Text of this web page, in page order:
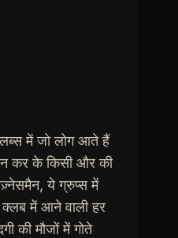
में जो लोग आते हैं
कर के किसी और की
ये ग्रुप्स में
में आने वाली हर
की मौजों में गोते